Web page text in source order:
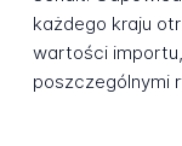
każdego kraju
wartości
poszczególnymi